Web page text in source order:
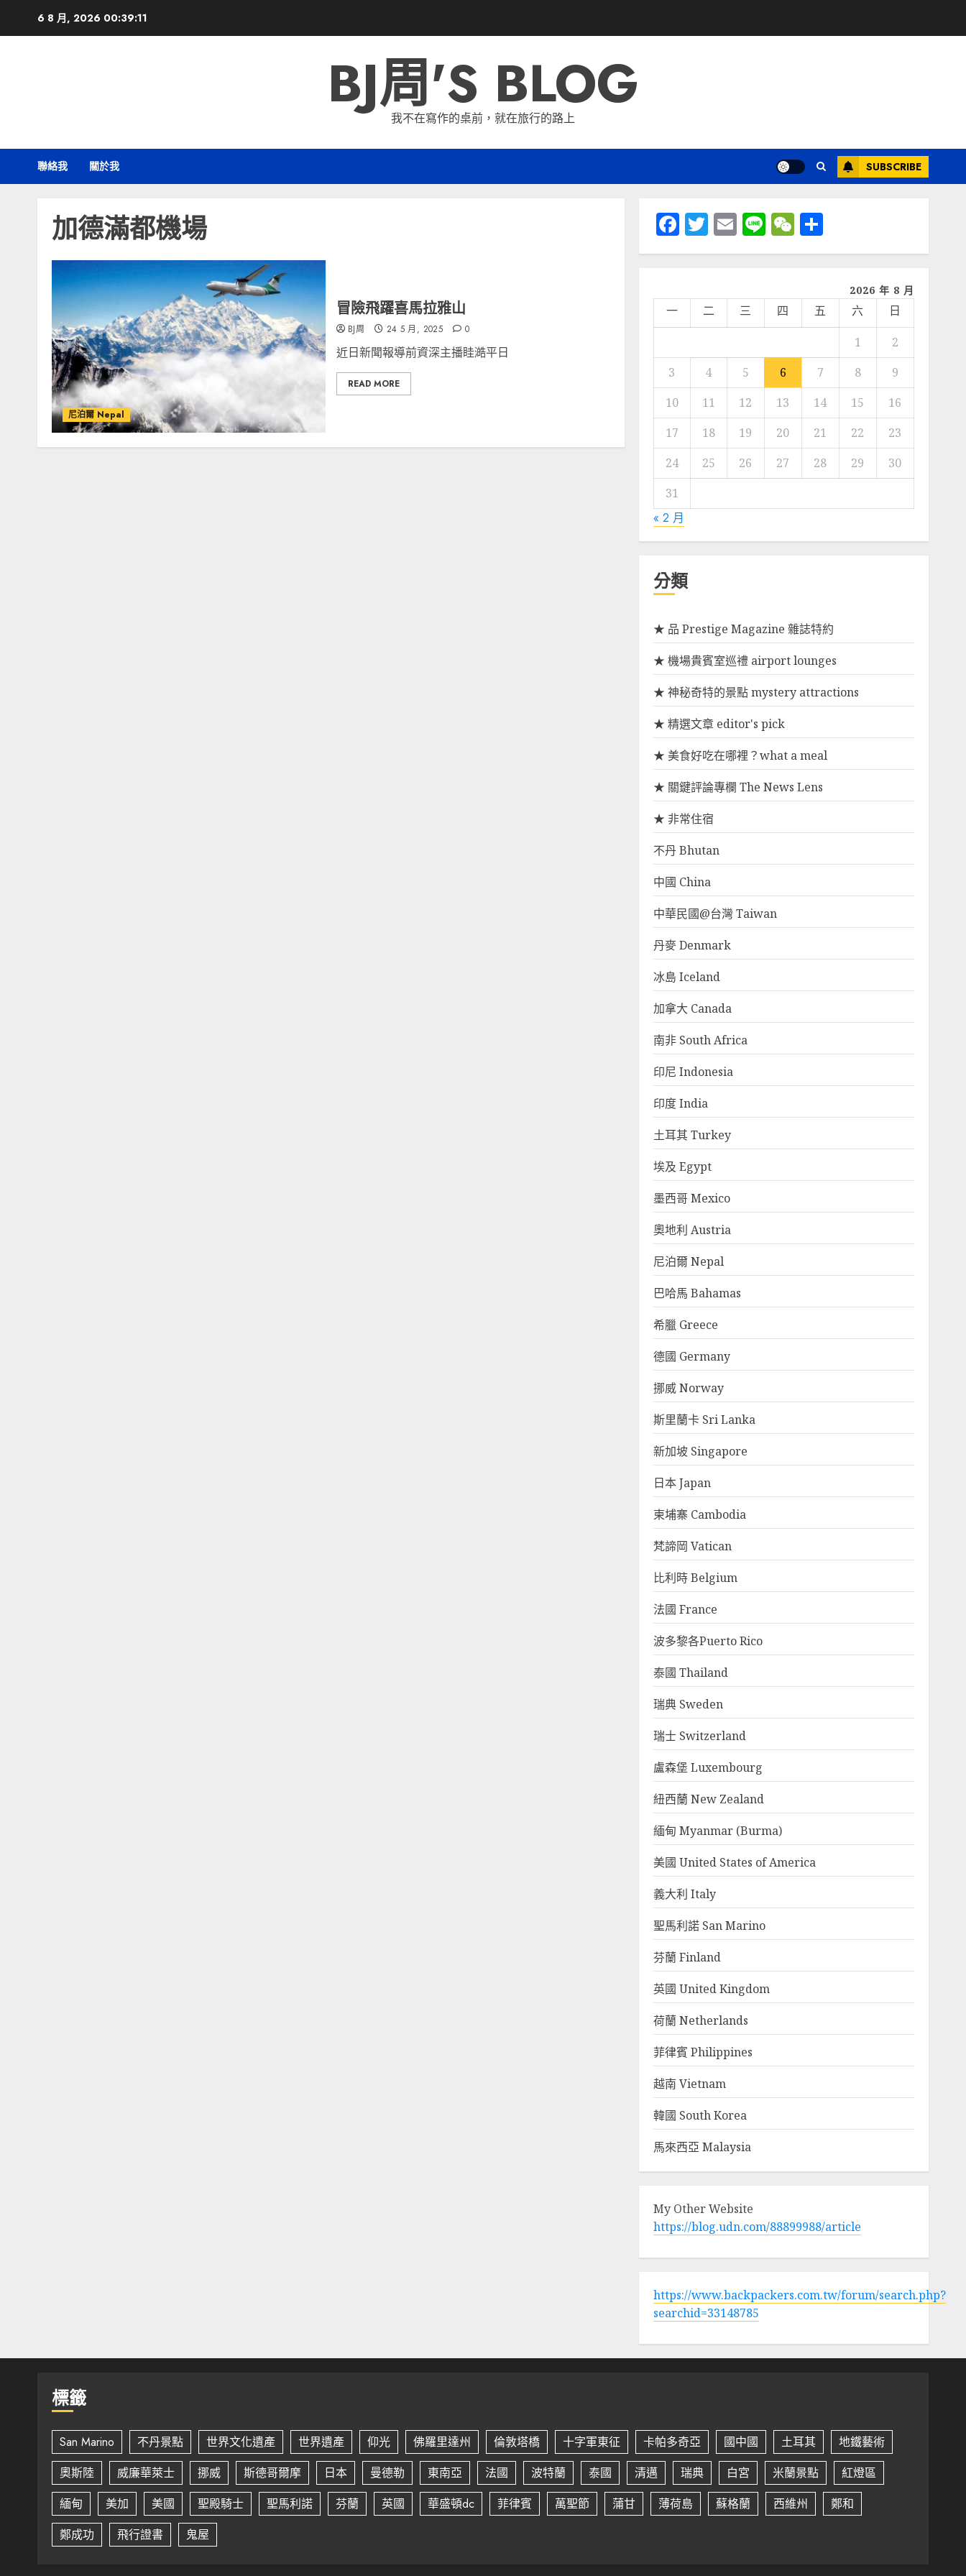
6 8 月, 2026 00:39:11
BJ周'S BLOG
我不在寫作的桌前，就在旅行的路上
聯絡我 關於我 SUBSCRIBE
加德滿都機場
尼泊爾 Nepal
冒險飛躍喜馬拉雅山
BJ周 24 5 月, 2025 0
近日新聞報導前資深主播眭澔平日
READ MORE
Facebook
Twitter
Email
LineWeChat
分
享
2026 年 8 月
一 二 三 四 五 六
日
1
2
3
4 5 6 7 8
9
10
11 12 13 14 15
16
17
18 19 20 21 22
23
24
25 26 27 28 29
30
31
« 2 月
分類
★ 品 Prestige Magazine 雜誌特約
★ 機場貴賓室巡禮 airport lounges
★ 神秘奇特的景點 mystery attractions
★ 精選文章 editor's pick
★ 美食好吃在哪裡？what a meal
★ 關鍵評論專欄 The News Lens
★ 非常住宿
不丹 Bhutan
中國 China
中華民國@台灣 Taiwan
丹麥 Denmark
冰島 Iceland
加拿大 Canada
南非 South Africa
印尼 Indonesia
印度 India
土耳其 Turkey
埃及 Egypt
墨西哥 Mexico
奧地利 Austria
尼泊爾 Nepal
巴哈馬 Bahamas
希臘 Greece
德國 Germany
挪威 Norway
斯里蘭卡 Sri Lanka
新加坡 Singapore
日本 Japan
柬埔寨 Cambodia
梵諦岡 Vatican
比利時 Belgium
法國 France
波多黎各Puerto Rico
泰國 Thailand
瑞典 Sweden
瑞士 Switzerland
盧森堡 Luxembourg
紐西蘭 New Zealand
緬甸 Myanmar (Burma)
美國 United States of America
義大利 Italy
聖馬利諾 San Marino
芬蘭 Finland
英國 United Kingdom
荷蘭 Netherlands
菲律賓 Philippines
越南 Vietnam
韓國 South Korea
馬來西亞 Malaysia
My Other Website
https://blog.udn.com/88899988/article
https://www.backpackers.com.tw/forum/search.php?
searchid=33148785
標籤
San Marino 不丹景點 世界文化遺產 世界遺產 仰光 佛羅里達州 倫敦塔橋 十字軍東征 卡帕多奇亞 國中國 土耳其
地鐵藝術
奧斯陸
威廉華萊士 挪威 斯德哥爾摩 日本 曼德勒 東南亞 法國 波特蘭 泰國 清邁 瑞典 白宮 米蘭景點
紅燈區
緬甸
美加 美國 聖殿騎士 聖馬利諾 芬蘭 英國 華盛頓dc 菲律賓 萬聖節 蒲甘 薄荷島 蘇格蘭 西維州
鄭和
鄭成功
飛行證書 鬼屋